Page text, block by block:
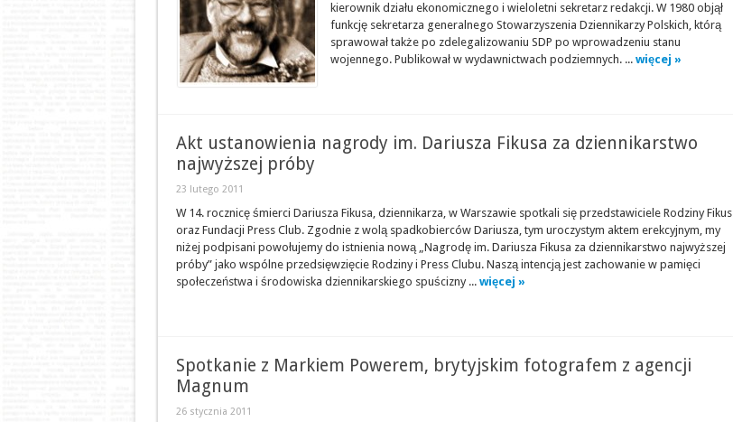
kierownik działu ekonomicznego i wieloletni sekretarz redakcji. W 1980 objął
funkcję sekretarza generalnego Stowarzyszenia Dziennikarzy Polskich, którą
sprawował także po zdelegalizowaniu SDP po wprowadzeniu stanu
wojennego. Publikował w wydawnictwach podziemnych. ... więcej »
Akt ustanowienia nagrody im. Dariusza Fikusa za dziennikarstwo
najwyższej próby
23 lutego 2011
W 14. rocznicę śmierci Dariusza Fikusa, dziennikarza, w Warszawie spotkali się przedstawiciele Rodziny Fikus
oraz Fundacji Press Club. Zgodnie z wolą spadkobierców Dariusza, tym uroczystym aktem erekcyjnym, my
niżej podpisani powołujemy do istnienia nową „Nagrodę im. Dariusza Fikusa za dziennikarstwo najwyższej
próby” jako wspólne przedsięwzięcie Rodziny i Press Clubu. Naszą intencją jest zachowanie w pamięci
społeczeństwa i środowiska dziennikarskiego spuścizny ... więcej »
Spotkanie z Markiem Powerem, brytyjskim fotografem z agencji
Magnum
26 stycznia 2011